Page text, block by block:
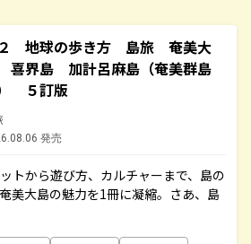
地球の歩き方 島旅 奄美大
界島 加計呂麻島（奄美群島
５訂版
発売
トから遊び方、カルチャーまで、島の
美大島の魅力を1冊に凝縮。さあ、島